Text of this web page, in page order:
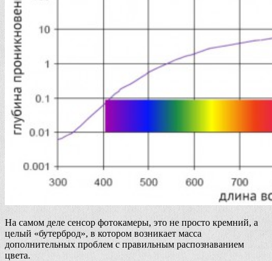
На самом деле сенсор фотокамеры, это не просто кремний, а
целый «бутерброд», в котором возникает масса
дополнительных проблем с правильным распознаванием
цвета.